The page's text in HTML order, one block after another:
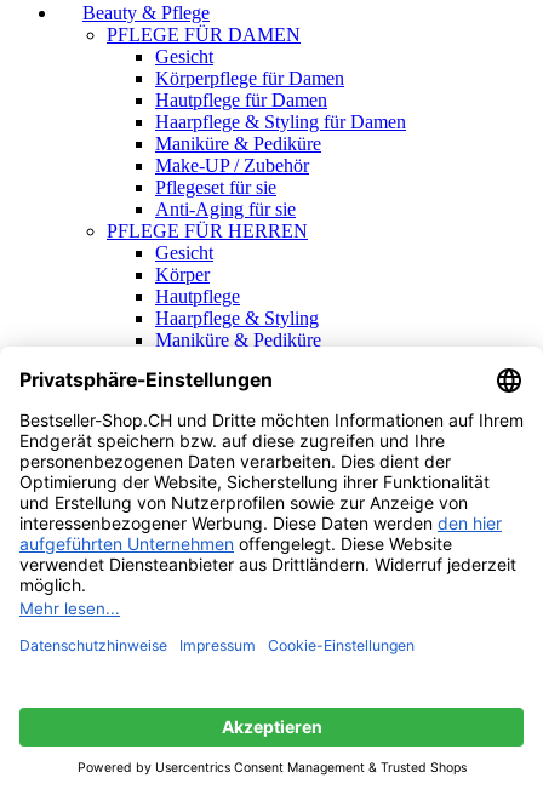
Beauty & Pflege
PFLEGE FÜR DAMEN
Gesicht
Körperpflege für Damen
Hautpflege für Damen
Haarpflege & Styling für Damen
Maniküre & Pediküre
Make-UP / Zubehör
Pflegeset für sie
Anti-Aging für sie
PFLEGE FÜR HERREN
Gesicht
Körper
Hautpflege
Haarpflege & Styling
Maniküre & Pediküre
Anti-Aging für ihn
PARFUMS & DÜFTE
Topseller Damendüfte
Topseller Herrendüfte
Haushalt & Garten
HAUSHALT & WOHNEN
Wohnzimmer
Schlafzimmer
Möbel
Reinigung